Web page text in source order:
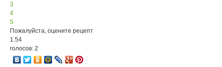
3
4
5
Пожалуйста, оцените рецепт
1.54
голосов: 2